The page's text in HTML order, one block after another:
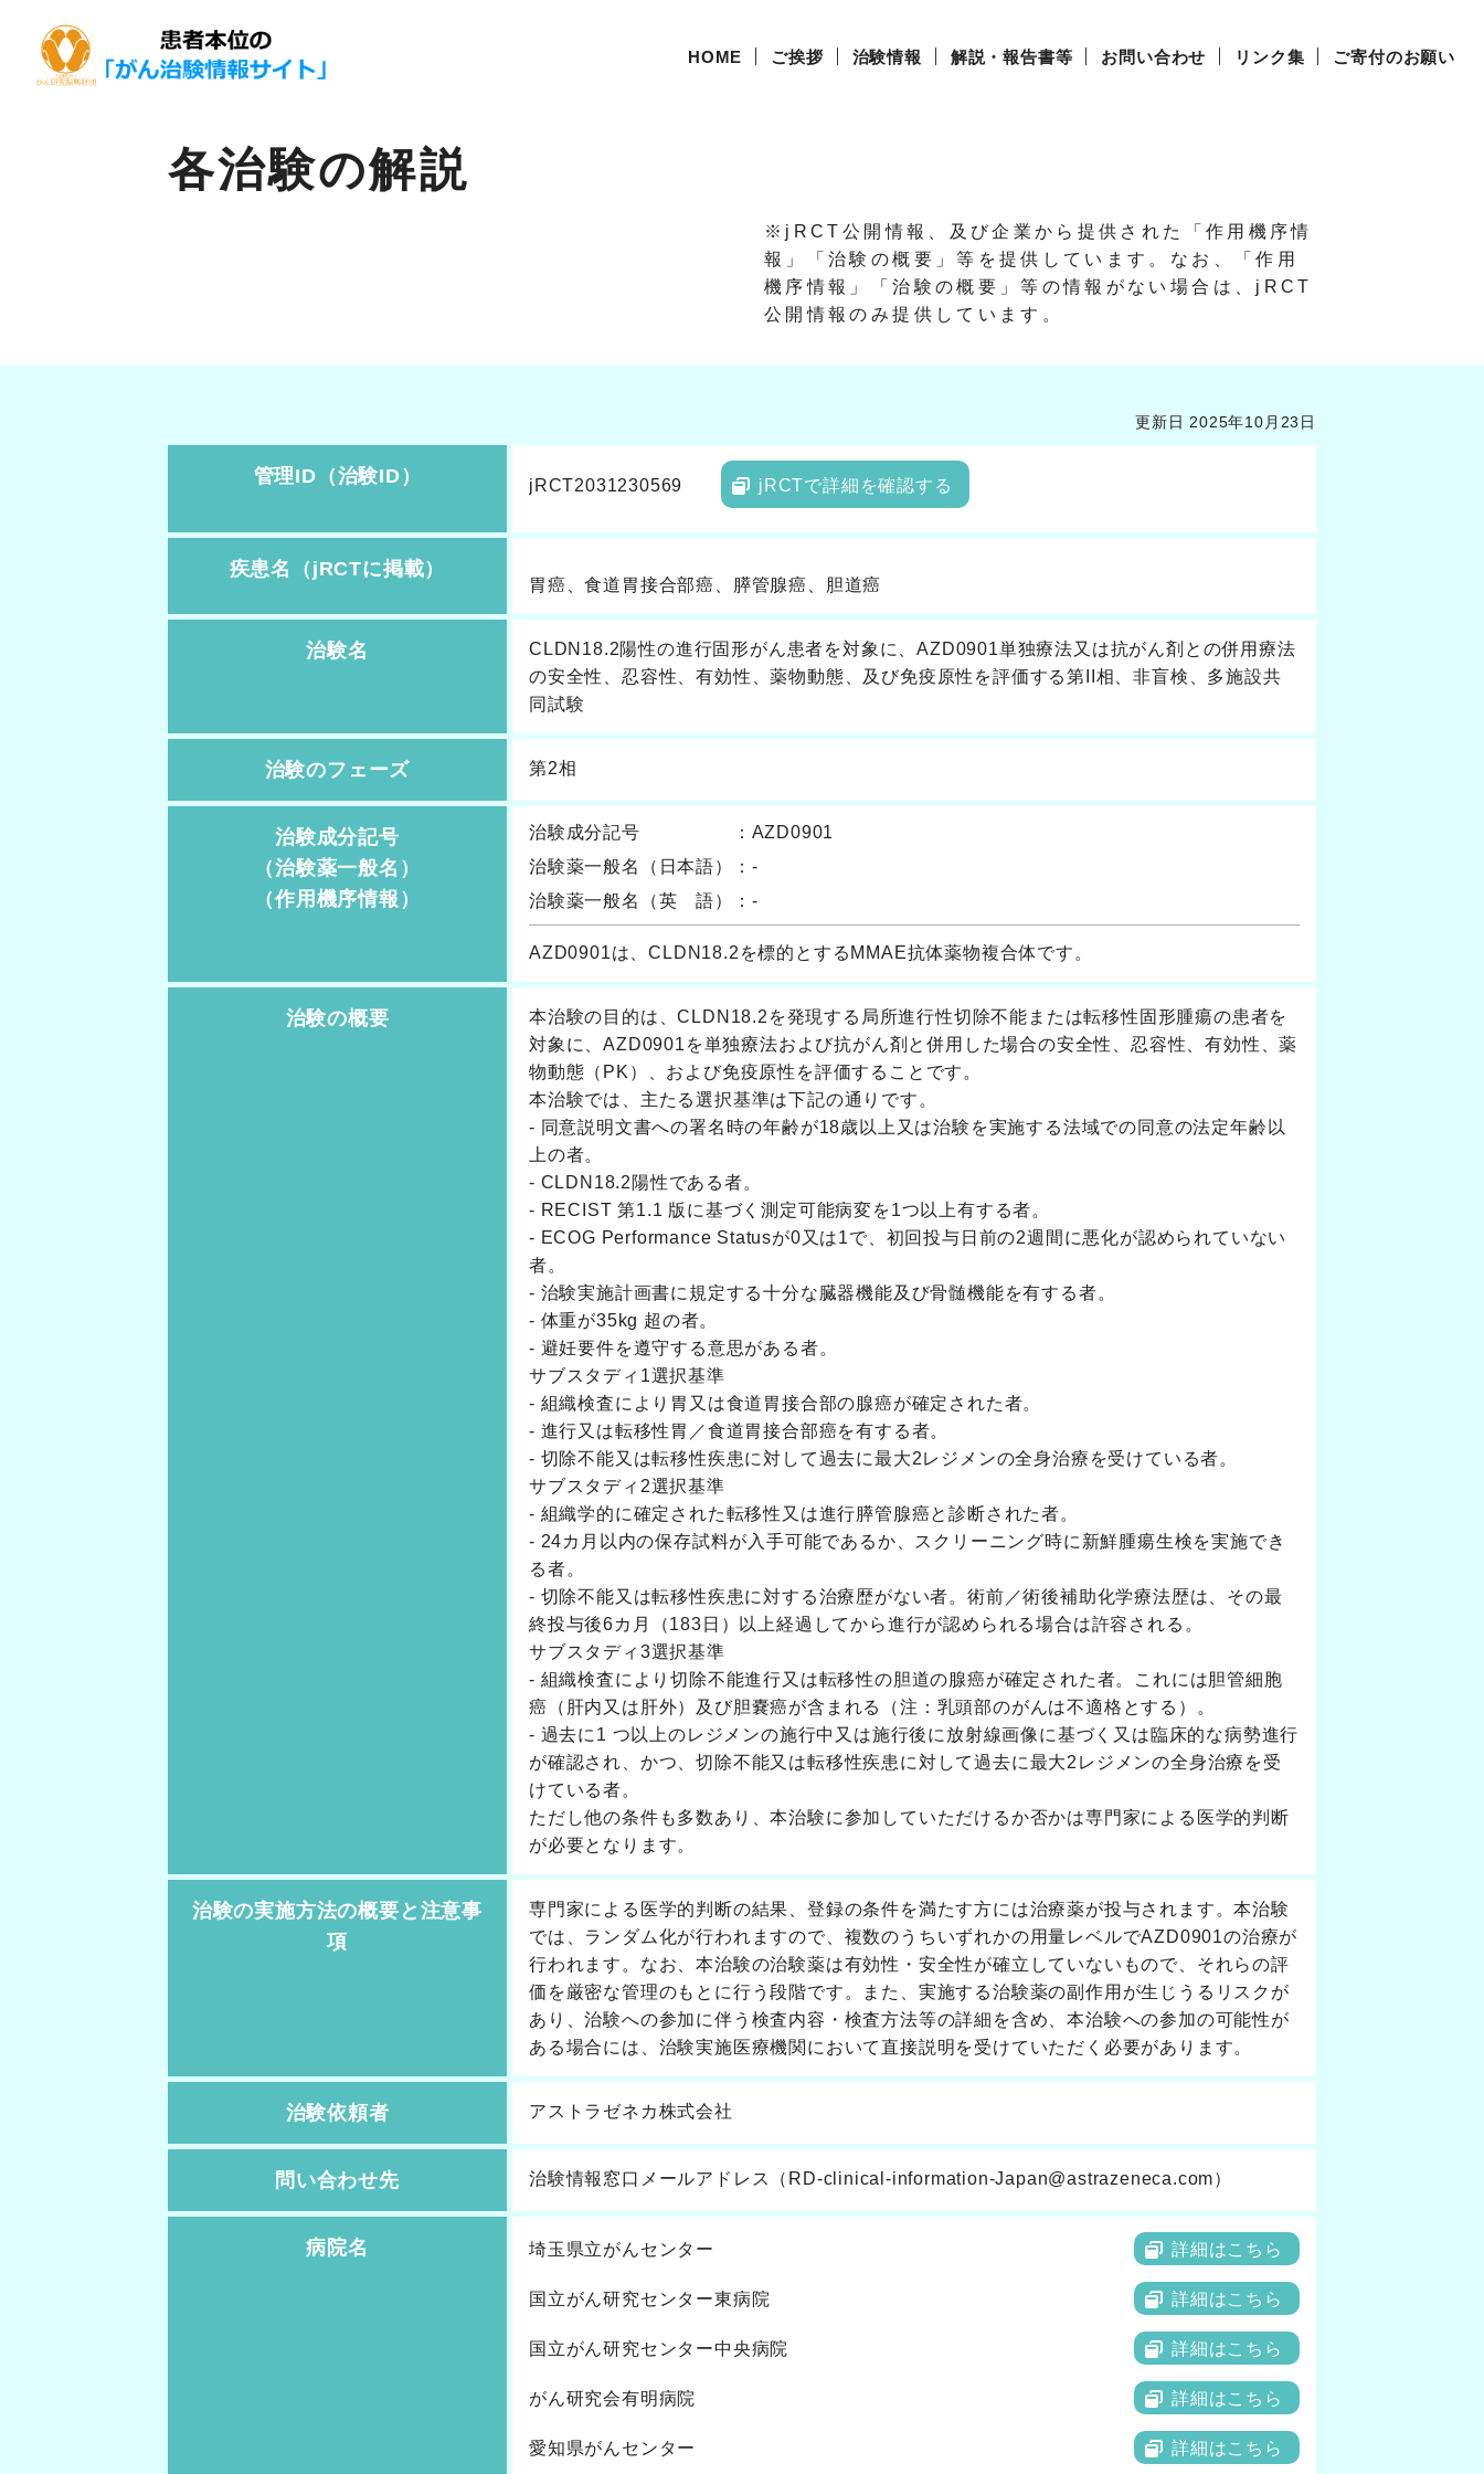
HOME ご挨拶 治験情報 解説・報告書等 お問い合わせ リンク集 ご寄付のお願い
各治験の解説
※jRCT公開情報、及び企業から提供された「作用機序情
報」「治験の概要」等を提供しています。 なお、「作用
機序情報」「治験の概要」等の情報がない場合は、jRCT
公開情報のみ提供しています。
更新日 2025年10月23日
管理ID（治験ID） jRCT2031230569 jRCTで詳細を確認する
疾患名（jRCTに掲載）
胃癌、食道胃接合部癌、膵管腺癌、胆道癌
治験名
CLDN18.2陽性の進行固形がん患者を対象に、AZD0901単独療法又は抗がん剤との併用療法
の安全性、忍容性、有効性、薬物動態、及び免疫原性を評価する第II相、非盲検、多施設共
同試験
治験のフェーズ 第2相
治験成分記号
（治験薬一般名）
（作用機序情報）
治験成分記号 ： AZD0901
治験薬一般名
（日本語） ： -
治験薬一般名
（英 語） ： -
AZD0901は、CLDN18.2を標的とするMMAE抗体薬物複合体です。
治験の概要
本治験の目的は、CLDN18.2を発現する局所進行性切除不能または転移性固形腫瘍の患者を
対象に、AZD0901を単独療法および抗がん剤と併用した場合の安全性、忍容性、有効性、薬
物動態（PK）、および免疫原性を評価することです。
本治験では、主たる選択基準は下記の通りです。
- 同意説明文書への署名時の年齢が18歳以上又は治験を実施する法域での同意の法定年齢以
上の者。
- CLDN18.2陽性である者。
- RECIST 第1.1 版に基づく測定可能病変を1つ以上有する者。
- ECOG Performance Statusが0又は1で、初回投与日前の2週間に悪化が認められていない
者。
- 治験実施計画書に規定する十分な臓器機能及び骨髄機能を有する者。
- 体重が35kg 超の者。
- 避妊要件を遵守する意思がある者。
サブスタディ1選択基準
- 組織検査により胃又は食道胃接合部の腺癌が確定された者。
- 進行又は転移性胃／食道胃接合部癌を有する者。
- 切除不能又は転移性疾患に対して過去に最大2レジメンの全身治療を受けている者。
サブスタディ2選択基準
- 組織学的に確定された転移性又は進行膵管腺癌と診断された者。
- 24カ月以内の保存試料が入手可能であるか、スクリーニング時に新鮮腫瘍生検を実施でき
る者。
- 切除不能又は転移性疾患に対する治療歴がない者。術前／術後補助化学療法歴は、その最
終投与後6カ月（183日）以上経過してから進行が認められる場合は許容される。
サブスタディ3選択基準
- 組織検査により切除不能進行又は転移性の胆道の腺癌が確定された者。これには胆管細胞
癌（肝内又は肝外）及び胆嚢癌が含まれる（注：乳頭部のがんは不適格とする）。
- 過去に1 つ以上のレジメンの施行中又は施行後に放射線画像に基づく又は臨床的な病勢進行
が確認され、かつ、切除不能又は転移性疾患に対して過去に最大2レジメンの全身治療を受
けている者。
ただし他の条件も多数あり、本治験に参加していただけるか否かは専門家による医学的判断
が必要となります。
治験の実施方法の概要と注意事
項
専門家による医学的判断の結果、登録の条件を満たす方には治療薬が投与されます。本治験
では、ランダム化が行われますので、複数のうちいずれかの用量レベルでAZD0901の治療が
行われます。なお、本治験の治験薬は有効性・安全性が確立していないもので、それらの評
価を厳密な管理のもとに行う段階です。また、実施する治験薬の副作用が生じうるリスクが
あり、治験への参加に伴う検査内容・検査方法等の詳細を含め、本治験への参加の可能性が
ある場合には、治験実施医療機関において直接説明を受けていただく必要があります。
治験依頼者 アストラゼネカ株式会社
問い合わせ先 治験情報窓口メールアドレス（RD-clinical-information-Japan@astrazeneca.com）
病院名 埼玉県立がんセンター 詳細はこちら
国立がん研究センター東病院 詳細はこちら
国立がん研究センター中央病院 詳細はこちら
がん研究会有明病院 詳細はこちら
愛知県がんセンター 詳細はこちら